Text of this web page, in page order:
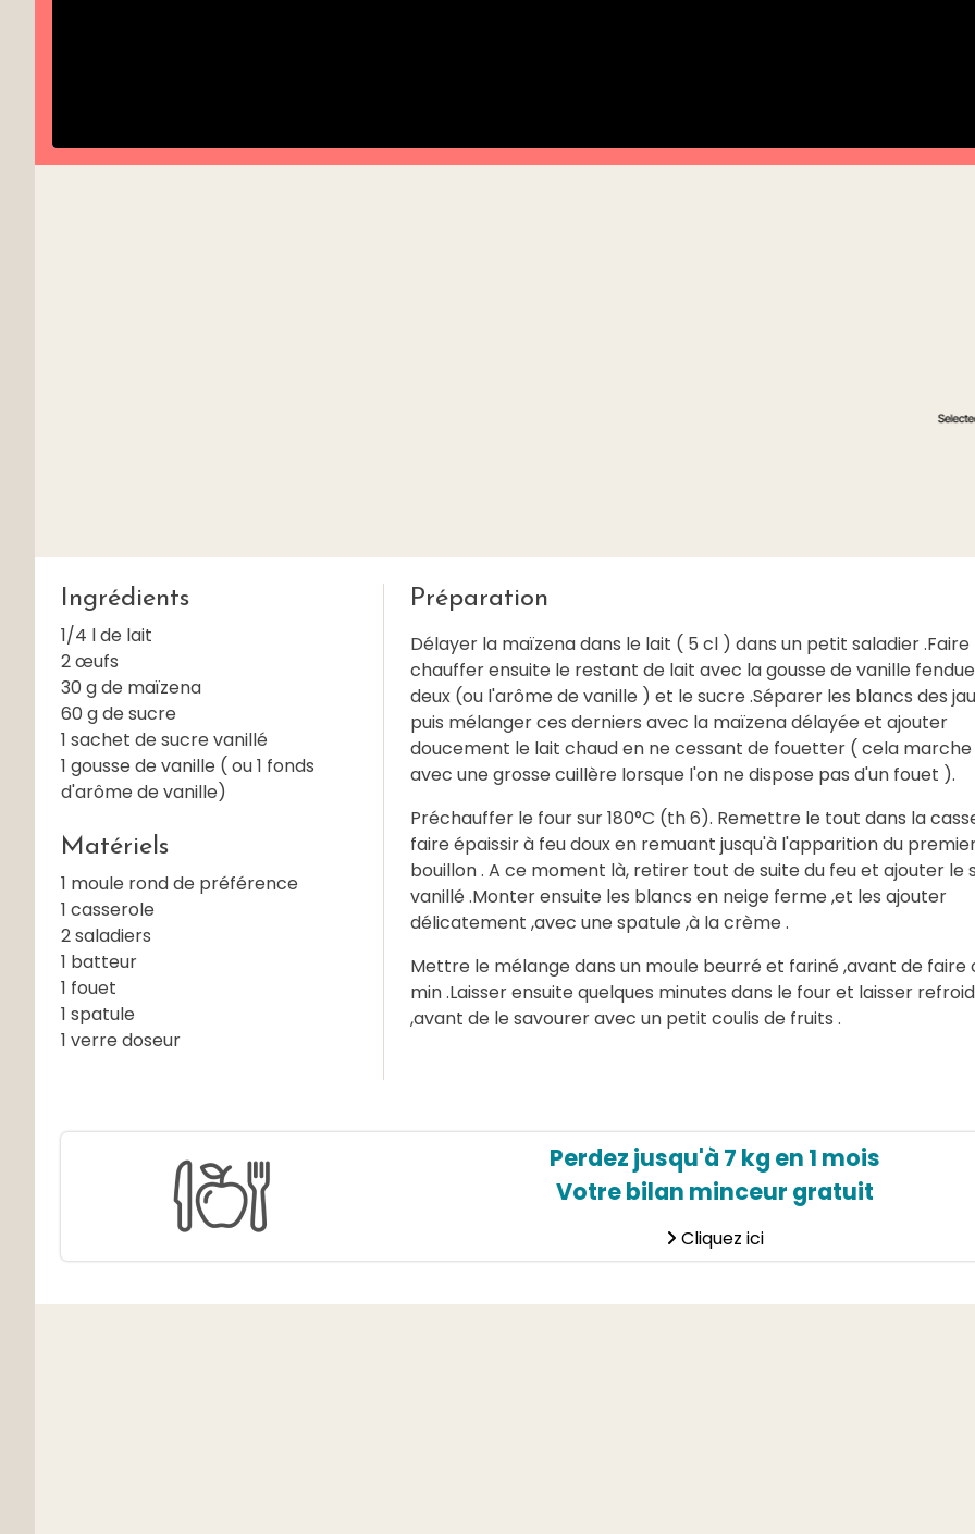
Ingrédients
1/4 l de lait
2 œufs
30 g de maïzena
60 g de sucre
1 sachet de sucre vanillé
1 gousse de vanille ( ou 1 fonds
d'arôme de vanille)
Matériels
1 moule rond de préférence
1 casserole
2 saladiers
1 batteur
1 fouet
1 spatule
1 verre doseur
Préparation
Délayer la maïzena dans le lait ( 5 cl ) dans un petit saladier .Faire
chauffer ensuite le restant de lait avec la gousse de vanille
deux (ou l'arôme de vanille ) et le sucre .Séparer les blancs des
puis mélanger ces derniers avec la maïzena délayée et ajouter
doucement le lait chaud en ne cessant de fouetter ( cela marche
avec une grosse cuillère lorsque l'on ne dispose pas d'un fouet ).
Préchauffer le four sur 180°C (th 6). Remettre le tout dans la
faire épaissir à feu doux en remuant jusqu'à l'apparition du
bouillon . A ce moment là, retirer tout de suite du feu et ajouter le
vanillé .Monter ensuite les blancs en neige ferme ,et les ajouter
délicatement ,avec une spatule ,à la crème .
Mettre le mélange dans un moule beurré et fariné ,avant de faire
min .Laisser ensuite quelques minutes dans le four et laisser
,avant de le savourer avec un petit coulis de fruits .
Perdez jusqu'à 7 kg en 1 mois
Votre bilan minceur gratuit
Cliquez ici